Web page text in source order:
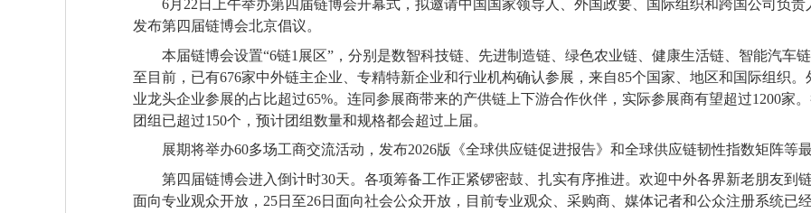
6月22日上午举办第四届链博会开幕式，拟邀请中国国家领导人、外国政要、国际组织和跨国公司负责
发布第四届链博会北京倡议。
本届链博会设置“6链1展区”，分别是数智科技链、先进制造链、绿色农业链、健康生活链、智能汽车
至目前，已有676家中外链主企业、专精特新企业和行业机构确认参展，来自85个国家、地区和国际组织
业龙头企业参展的占比超过65%。连同参展商带来的产供链上下游合作伙伴，实际参展商有望超过1200家
团组已超过150个，预计团组数量和规格都会超过上届。
展期将举办60多场工商交流活动，发布2026版《全球供应链促进报告》和全球供应链韧性指数矩阵等最
第四届链博会进入倒计时30天。各项筹备工作正紧锣密鼓、扎实有序推进。欢迎中外各界新老朋友到
面向专业观众开放，25日至26日面向社会公众开放，目前专业观众、采购商、媒体记者和公众注册系统已